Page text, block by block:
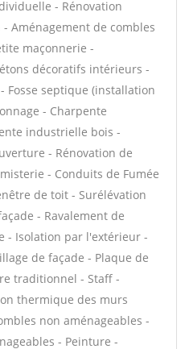
- Rénovation
Aménagement de combles
maçonnerie -
décoratifs intérieurs -
Fosse septique (installation
- Charpente
industrielle bois -
- Rénovation de
- Conduits de Fumée
de toit - Surélévation
- Ravalement de
- Isolation par l'extérieur -
de façade - Plaque de
traditionnel - Staff -
thermique des murs
non aménageables -
- Peinture -